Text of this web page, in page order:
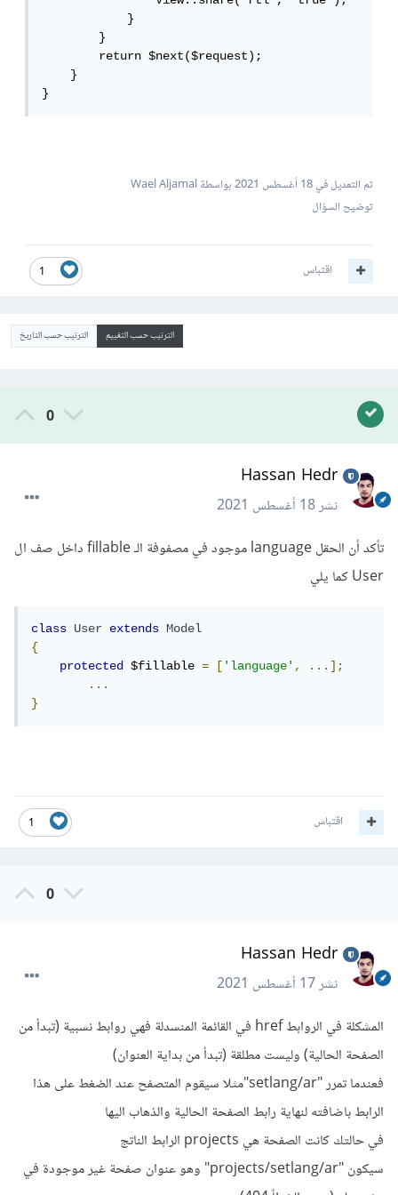
            }
        }
        return $next($request);
    }
}
تم التعديل في18 أغسطس 2021
بواسطة Wael Aljamal
توضيح السؤال
1 اقتباس
الترتيب حسب التقييم الترتيب حسب التاريخ
0
Hassan Hedr
نشر18 أغسطس 2021
تأكد أن الحقل language موجود في مصفوفة الـ fillable داخل صف ال
User كما يلي
class User extends
Model
{
protected $fillable = ['language',
...];
...
}
1 اقتباس
0
Hassan Hedr
نشر17 أغسطس 2021
المشكلة في الروابط href في القائمة المنسدلة فهي روابط نسبية (تبدأ من
الصفحة الحالية) وليست مطلقة (تبدأ من بداية العنوان)
فعندما تمرر "setlang/ar"مثلا سيقوم المتصفح عند الضغط على هذا
الرابط باضافته لنهاية رابط الصفحة الحالية والذهاب اليها
في حالتك كانت الصفحة هي projects الرابط الناتج
سيكون "projects/setlang/ar" وهو عنوان صفحة غير موجودة في